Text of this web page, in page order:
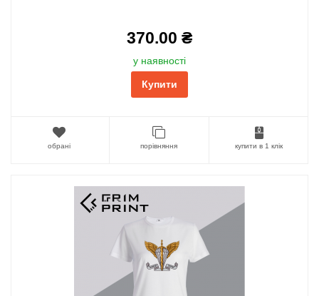
370.00 ₴
у наявності
Купити
обрані порівняння купити в 1 клік